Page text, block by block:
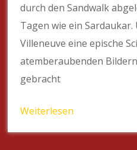
durch den Sandwalk
Tagen wie ein Sardaukar.
Villeneuve eine epische
atemberaubenden
gebracht
Weiterlesen